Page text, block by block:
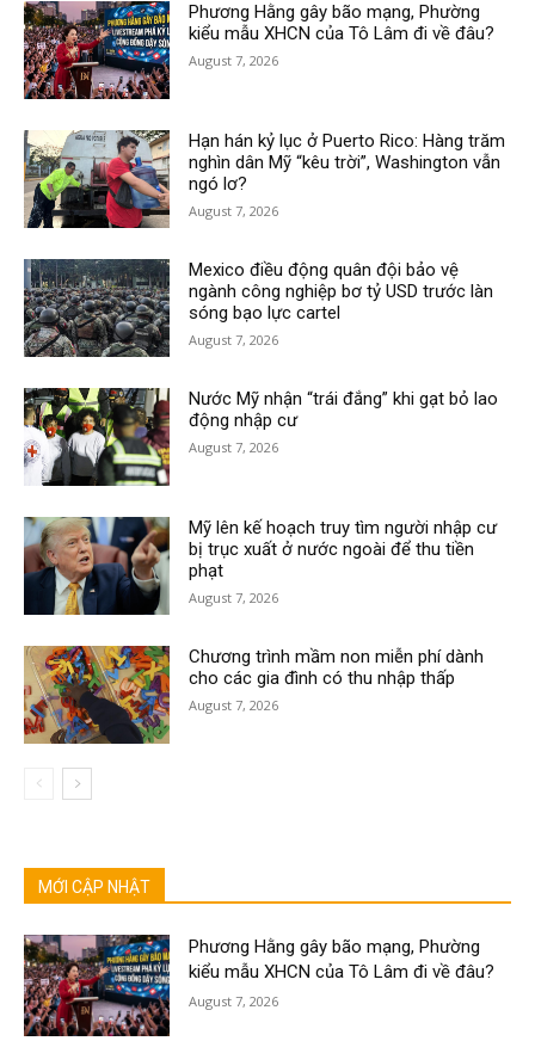
Phương Hằng gây bão mạng, Phường
kiểu mẫu XHCN của Tô Lâm đi về đâu?
August 7, 2026
Hạn hán kỷ lục ở Puerto Rico: Hàng trăm
nghìn dân Mỹ “kêu trời”, Washington vẫn
ngó lơ?
August 7, 2026
Mexico điều động quân đội bảo vệ
ngành công nghiệp bơ tỷ USD trước làn
sóng bạo lực cartel
August 7, 2026
Nước Mỹ nhận “trái đắng” khi gạt bỏ lao
động nhập cư
August 7, 2026
Mỹ lên kế hoạch truy tìm người nhập cư
bị trục xuất ở nước ngoài để thu tiền
phạt
August 7, 2026
Chương trình mầm non miễn phí dành
cho các gia đình có thu nhập thấp
August 7, 2026
MỚI CẬP NHẬT
Phương Hằng gây bão mạng, Phường
kiểu mẫu XHCN của Tô Lâm đi về đâu?
August 7, 2026